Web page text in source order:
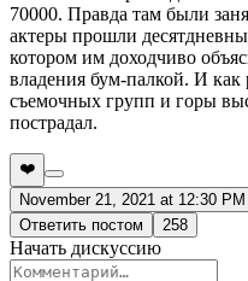
70000. Правда там были
актеры прошли
котором им доходчиво
владения бум-палкой. И как
съемочных групп и горы
пострадал.
❤️
November 21, 2021 at 12:30 PM
Ответить постом
258
Начать дискуссию